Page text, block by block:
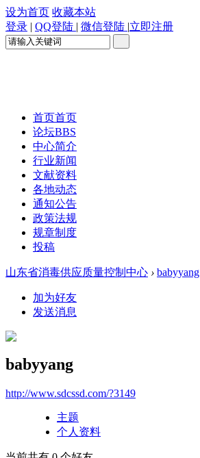
设为首页 收藏本站
登录 | QQ登陆 | 微信登陆 |立即注册
首页首页
论坛BBS
中心简介
行业新闻
文献资料
各地动态
通知公告
政策法规
规章制度
投稿
山东省消毒供应质量控制中心 › babyyang
加为好友
发送消息
babyyang
http://www.sdcssd.com/?3149
主题
个人资料